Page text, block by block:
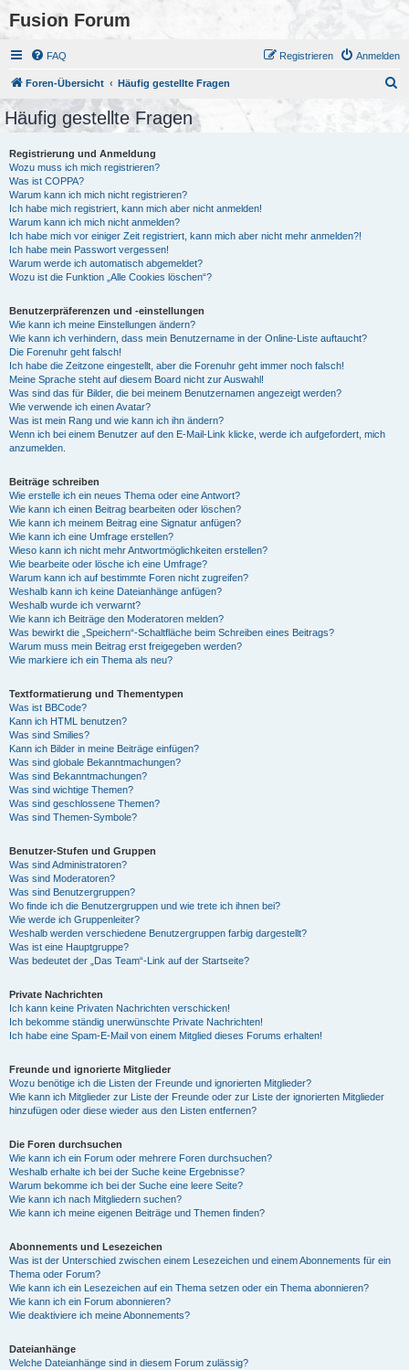
Fusion Forum
FAQ Anmelden
Registrieren
Foren-Übersicht Häufig gestellte Fragen
Häufig gestellte Fragen
Registrierung und Anmeldung
Wozu muss ich mich registrieren?
Was ist COPPA?
Warum kann ich mich nicht registrieren?
Ich habe mich registriert, kann mich aber nicht anmelden!
Warum kann ich mich nicht anmelden?
Ich habe mich vor einiger Zeit registriert, kann mich aber nicht mehr anmelden?!
Ich habe mein Passwort vergessen!
Warum werde ich automatisch abgemeldet?
Wozu ist die Funktion „Alle Cookies löschen“?
Benutzerpräferenzen und -einstellungen
Wie kann ich meine Einstellungen ändern?
Wie kann ich verhindern, dass mein Benutzername in der Online-Liste auftaucht?
Die Forenuhr geht falsch!
Ich habe die Zeitzone eingestellt, aber die Forenuhr geht immer noch falsch!
Meine Sprache steht auf diesem Board nicht zur Auswahl!
Was sind das für Bilder, die bei meinem Benutzernamen angezeigt werden?
Wie verwende ich einen Avatar?
Was ist mein Rang und wie kann ich ihn ändern?
Wenn ich bei einem Benutzer auf den E-Mail-Link klicke, werde ich aufgefordert, mich
anzumelden.
Beiträge schreiben
Wie erstelle ich ein neues Thema oder eine Antwort?
Wie kann ich einen Beitrag bearbeiten oder löschen?
Wie kann ich meinem Beitrag eine Signatur anfügen?
Wie kann ich eine Umfrage erstellen?
Wieso kann ich nicht mehr Antwortmöglichkeiten erstellen?
Wie bearbeite oder lösche ich eine Umfrage?
Warum kann ich auf bestimmte Foren nicht zugreifen?
Weshalb kann ich keine Dateianhänge anfügen?
Weshalb wurde ich verwarnt?
Wie kann ich Beiträge den Moderatoren melden?
Was bewirkt die „Speichern“-Schaltfläche beim Schreiben eines Beitrags?
Warum muss mein Beitrag erst freigegeben werden?
Wie markiere ich ein Thema als neu?
Textformatierung und Thementypen
Was ist BBCode?
Kann ich HTML benutzen?
Was sind Smilies?
Kann ich Bilder in meine Beiträge einfügen?
Was sind globale Bekanntmachungen?
Was sind Bekanntmachungen?
Was sind wichtige Themen?
Was sind geschlossene Themen?
Was sind Themen-Symbole?
Benutzer-Stufen und Gruppen
Was sind Administratoren?
Was sind Moderatoren?
Was sind Benutzergruppen?
Wo finde ich die Benutzergruppen und wie trete ich ihnen bei?
Wie werde ich Gruppenleiter?
Weshalb werden verschiedene Benutzergruppen farbig dargestellt?
Was ist eine Hauptgruppe?
Was bedeutet der „Das Team“-Link auf der Startseite?
Private Nachrichten
Ich kann keine Privaten Nachrichten verschicken!
Ich bekomme ständig unerwünschte Private Nachrichten!
Ich habe eine Spam-E-Mail von einem Mitglied dieses Forums erhalten!
Freunde und ignorierte Mitglieder
Wozu benötige ich die Listen der Freunde und ignorierten Mitglieder?
Wie kann ich Mitglieder zur Liste der Freunde oder zur Liste der ignorierten Mitglieder
hinzufügen oder diese wieder aus den Listen entfernen?
Die Foren durchsuchen
Wie kann ich ein Forum oder mehrere Foren durchsuchen?
Weshalb erhalte ich bei der Suche keine Ergebnisse?
Warum bekomme ich bei der Suche eine leere Seite?
Wie kann ich nach Mitgliedern suchen?
Wie kann ich meine eigenen Beiträge und Themen finden?
Abonnements und Lesezeichen
Was ist der Unterschied zwischen einem Lesezeichen und einem Abonnements für ein
Thema oder Forum?
Wie kann ich ein Lesezeichen auf ein Thema setzen oder ein Thema abonnieren?
Wie kann ich ein Forum abonnieren?
Wie deaktiviere ich meine Abonnements?
Dateianhänge
Welche Dateianhänge sind in diesem Forum zulässig?